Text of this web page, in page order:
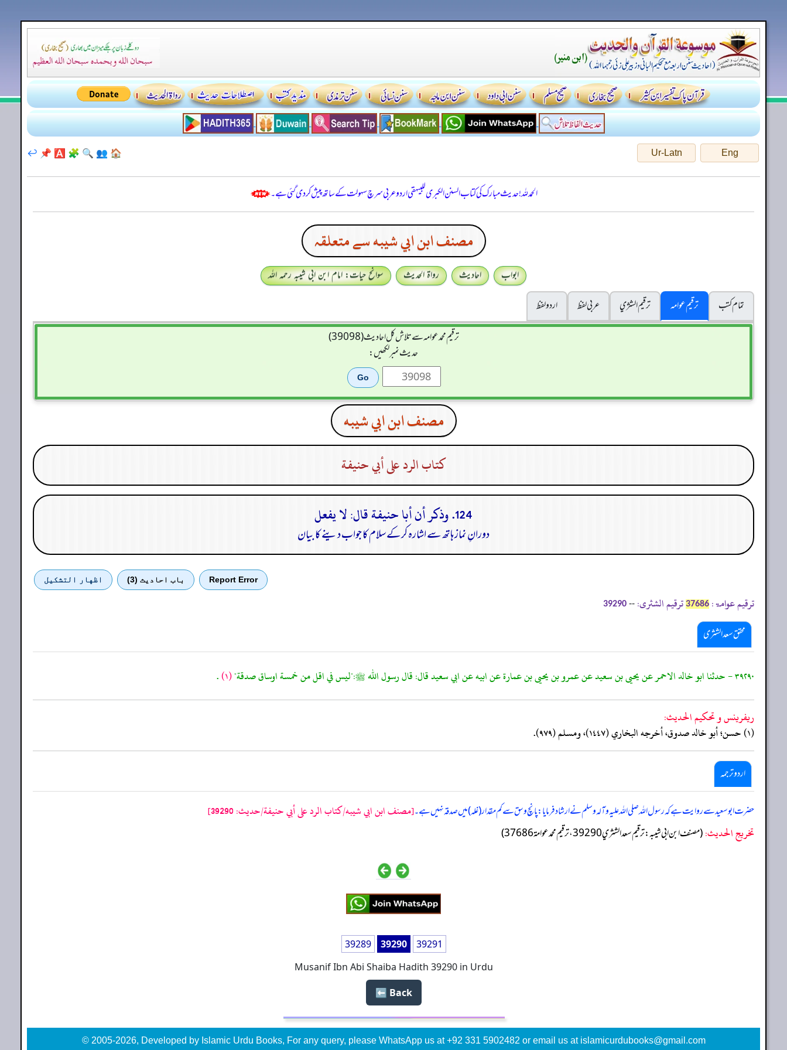
Eng
Ur-Latn
🏠
👥
🔍
🧩
🅰️
📌
↩️
الحمدللہ! حدیث مبارک کی کتاب السنن الكبرى للبيهقي اردو عربی سرچ سہولت کے ساتھ پیش کر دی گئی ہے۔
مصنف ابن ابي شيبه سے متعلقہ
ابواب احادیث رواۃ الحدیث
سوانح حیات: امام ابن ابی شیبہ رحمہ اللہ
تمام کتب
ترقیم عوامہ ترقيم الشژي عربی لفظ
اردو لفظ
ترقیم محمدعوامہ سے تلاش کل احادیث (39098)
حدیث نمبر لکھیں:
مصنف ابن ابي شيبه
كتاب الرد على أبي حنيفة
124. وذكر أن أبا حنيفة قال: لا يفعل
دورانِ نماز ہاتھ سے اشارہ کرکے سلام کا جواب دینے کا بیان
Report Error باب احادیث (3) اظهار التشكيل
ترقیم عوامۃ: 37686 ترقیم الشثری: --
39290
محقق سعد الشثری
٣٩٢٩٠ - حدثنا ابو خالد الاحمر عن يحيى بن سعيد عن عمرو بن يحيى بن عمارة عن ابيه عن ابي سعيد قال: قال رسول الله ﷺ:"ليس في اقل من خمسة اوساق صدقة" (١) .
ريفرينس و تحكيم الحدیث:
(١) حسن؛ أبو خالد صدوق، أخرجه البخاري (١٤٤٧)، ومسلم (٩٧٩).
اردو ترجمہ
حضرت ابو سعید سے روایت ہے کہ رسول اللہ صلی اللہ علیہ وآلہ وسلم نے ارشاد فرمایا: پانچ وسق سے کم مقدار (غلہ) میں صدقہ نہیں ہے۔[مصنف ابن ابي شيبه/كتاب الرد على أبي حنيفة/حدیث: 39290]
تخریج الحدیث:(مصنف ابن ابي شيبه: ترقيم سعد الشثري 39290، ترقيم محمد عوامة 37686)
39289 39290
39291
Musanif Ibn Abi Shaiba Hadith 39290 in Urdu
Back ⬅️
© 2005-2026, Developed by Islamic Urdu Books, For any query, please WhatsApp us at +92 331 5902482 or email us at islamicurdubooks@gmail.com